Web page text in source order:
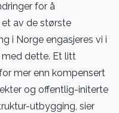
for å
et av de største
i Norge engasjeres vi i
dette. Et litt
mer enn kompensert
og offentlig-initerte
utbygging, sier